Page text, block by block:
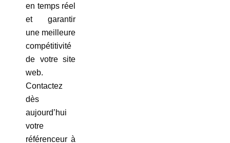
en temps réel
et garantir
une meilleure
compétitivité
de votre site
web.
Contactez
dès
aujourd’hui
votre
référenceur à